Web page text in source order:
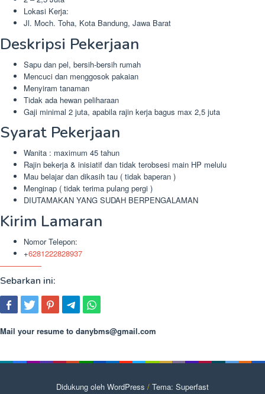
Lokasi Kerja:
Jl. Moch. Toha, Kota Bandung, Jawa Barat
Deskripsi Pekerjaan
Sapu dan pel, bersih-bersih rumah
Mencuci dan menggosok pakaian
Menyiram tanaman
Tidak ada hewan peliharaan
Gaji minimal 2 juta, apabila rajin kerja bagus max 2,5 juta
Syarat Pekerjaan
Wanita : maximum 45 tahun
Rajin bekerja & inisiatif dan tidak terobsesi main HP melulu
Mau belajar dan dikasih tau ( tidak baperan )
Menginap ( tidak terima pulang pergi )
DIUTAMAKAN YANG SUDAH BERPENGALAMAN
Kirim Lamaran
Nomor Telepon:
+6281222828937
Sebarkan ini:
Mail your resume to danybms@gmail.com
Didukung oleh WordPress / Tema: Superfast